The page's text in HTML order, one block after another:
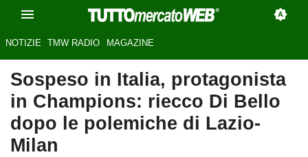
NOTIZIE TMW RADIO MAGAZINE
Sospeso in Italia, protagonista
in Champions: riecco Di Bello
dopo le polemiche di Lazio-
Milan